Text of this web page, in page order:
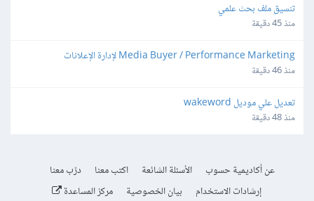
تنسيق ملف بحث علمي
منذ 45 دقيقة
Media Buyer / Performance Marketing لإدارة الإعلانات
منذ 46 دقيقة
تعديل علي موديل wakeword
منذ 48 دقيقة
عن أكاديمية حسوب الأسئلة الشائعة اكتب معنا
درّب معنا
إرشادات الاستخدام
بيان الخصوصية مركز المساعدة